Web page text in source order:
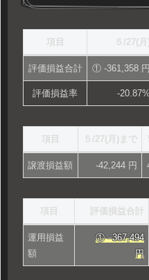
項目 ５/27(月)
評価損益合計 ① -361,358 円
評価損益率 -20.87%
項目 ５/27(月)まで
譲渡損益額 -42,244 円
項目 評価損益合計
運用損益
額
① –367,494
円